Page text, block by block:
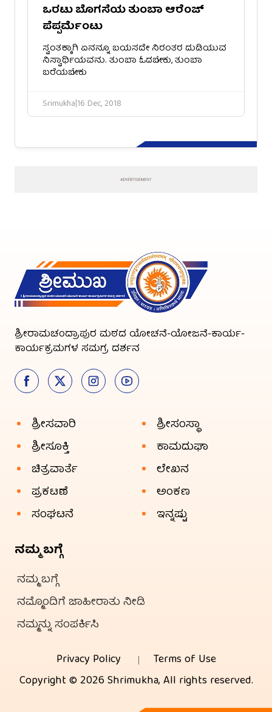
ಒರಟು ಬೊಗಸೆಯ ತುಂಬಾ ಆರೆಂಜ್
ಪೆಪ್ಪರ್ಮೆಂಟು
ಸ್ವಂತಕ್ಕಾಗಿ ಏನನ್ನೂ ಬಯಸದೇ ನಿರಂತರ ದುಡಿಯುವ
ನಿಸ್ವಾರ್ಥಿಯವನು. ತುಂಬಾ ಓದಬೇಕು, ತುಂಬಾ
ಬರೆಯಬೇಕು
Srimukha|16 Dec, 2018
ಶ್ರೀರಾಮಚಂದ್ರಾಪುರ ಮಠದ ಯೋಚನೆ-ಯೋಜನೆ-ಕಾರ್ಯ-
ಕಾರ್ಯಕ್ರಮಗಳ ಸಮಗ್ರ ದರ್ಶನ
ಶ್ರೀಸವಾರಿ
ಶ್ರೀಸಂಸ್ಥಾ
ಶ್ರೀಸೂಕ್ತಿ
ಕಾಮದುಘಾ
ಚಿತ್ರವಾರ್ತೆ
ಲೇಖನ
ಪ್ರಕಟಣೆ
ಅಂಕಣ
ಸಂಘಟನೆ
ಇನ್ನಷ್ಟು
ನಮ್ಮ ಬಗ್ಗೆ
ನಮ್ಮ ಬಗ್ಗೆ
ನಮ್ಮೊಂದಿಗೆ ಜಾಹೀರಾತು ನೀಡಿ
ನಮ್ಮನ್ನು ಸಂಪರ್ಕಿಸಿ
Privacy Policy
Terms of Use
Copyright © 2026 Shrimukha, All rights reserved.